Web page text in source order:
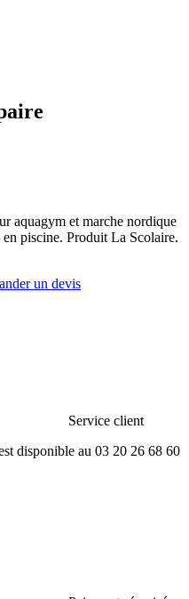
aquagym et marche nordique
piscine. Produit La Scolaire.
un devis
Service client
disponible au 03 20 26 68 60